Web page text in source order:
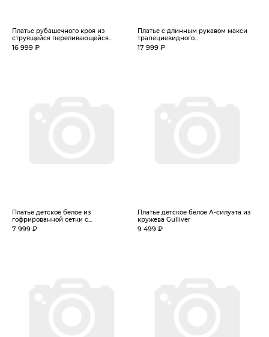
Платье рубашечного кроя из
струящейся переливающейся...
16 999 ₽
Платье с длинным рукавом макси
трапециевидного...
17 999 ₽
Платье детское белое из
гофрированной сетки с...
7 999 ₽
Платье детское белое А-силуэта из
кружева Gulliver
9 499 ₽